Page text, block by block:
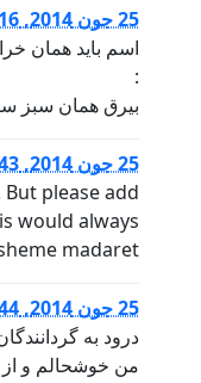
25 جون 2014, 13:16
اسم باید همان
:
بیرق همان سبز
25 جون 2014, 15:43
please add
would always
madaret.
25 جون 2014, 16:44
درود به
من خوشحالم و